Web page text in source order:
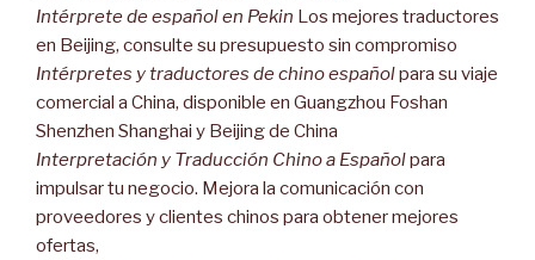
Intérprete de español en Pekin Los mejores traductores
en Beijing, consulte su presupuesto sin compromiso
Intérpretes y traductores de chino españolpara su viaje
comercial a China, disponible en Guangzhou Foshan
Shenzhen Shanghai y Beijing de China
Interpretación y Traducción Chino a Españolpara
impulsar tu negocio. Mejora la comunicación con
proveedores y clientes chinos para obtener mejores
ofertas,